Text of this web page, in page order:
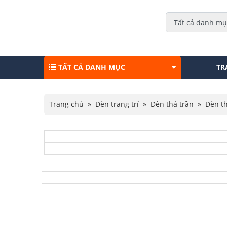
TẤT CẢ DANH MỤC
Trang chủ » Đèn trang trí » Đèn thả trần » Đèn